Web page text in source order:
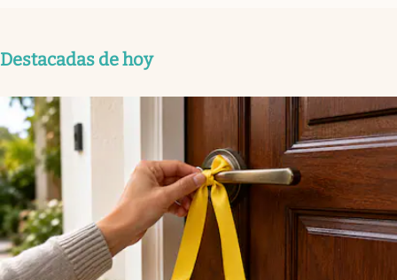
Destacadas de hoy